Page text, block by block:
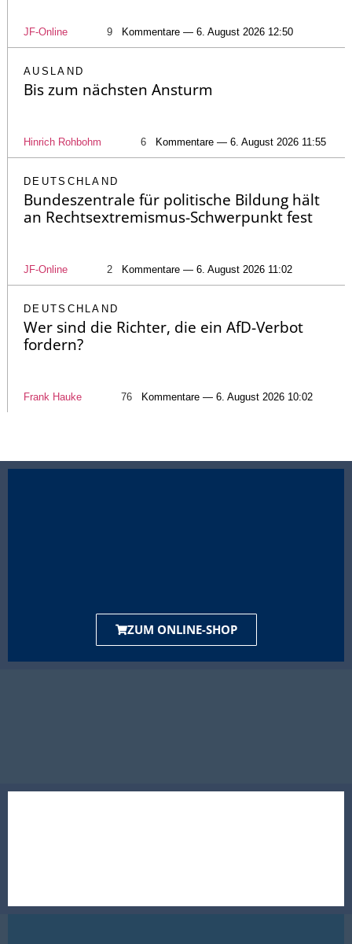
JF-Online 9 Kommentare — 6. August 2026 12:50
AUSLAND
Bis zum nächsten Ansturm
Hinrich Rohbohm 6 Kommentare — 6. August 2026 11:55
DEUTSCHLAND
Bundeszentrale für politische Bildung hält
an Rechtsextremismus-Schwerpunkt fest
JF-Online 2 Kommentare — 6. August 2026 11:02
DEUTSCHLAND
Wer sind die Richter, die ein AfD-Verbot
fordern?
Frank Hauke 76 Kommentare — 6. August 2026 10:02
ZUM ONLINE-SHOP